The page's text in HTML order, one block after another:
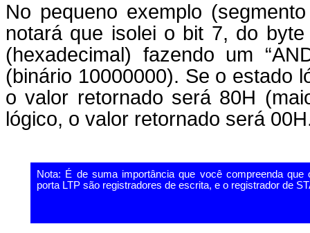
No pequeno exemplo
notará que isolei o bit 7, do
(hexadecimal) fazendo um
(binário 10000000). Se o estado
o valor retornado será 80H
lógico, o valor retornado será
Nota: É de suma importância que você compreenda
porta LTP são registradores de escrita, e o registrador de